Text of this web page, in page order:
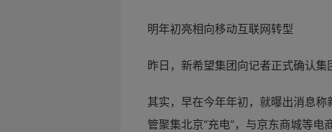
明年初亮相向移动互联网转型
昨日，新希望集团向记者正式确认
其实，早在今年年初，就曝出消息
管聚集北京“充电”，与京东商城等电